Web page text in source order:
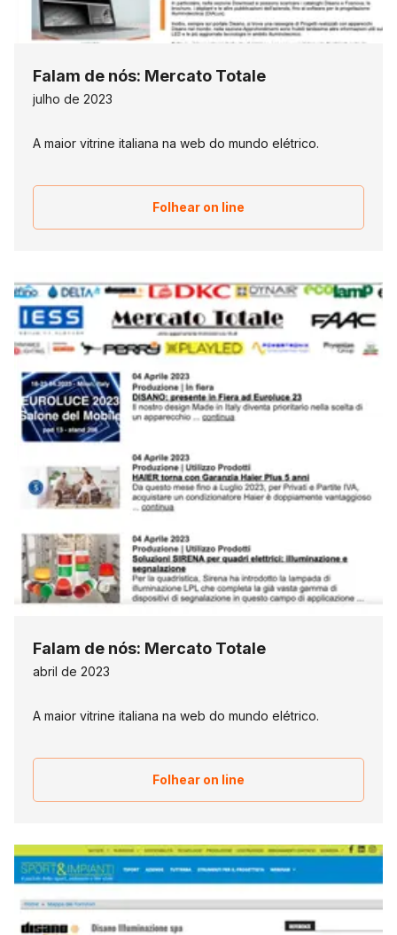
Falam de nós: Mercato Totale
julho de 2023
A maior vitrine italiana na web do mundo elétrico.
Folhear on line
Falam de nós: Mercato Totale
abril de 2023
A maior vitrine italiana na web do mundo elétrico.
Folhear on line